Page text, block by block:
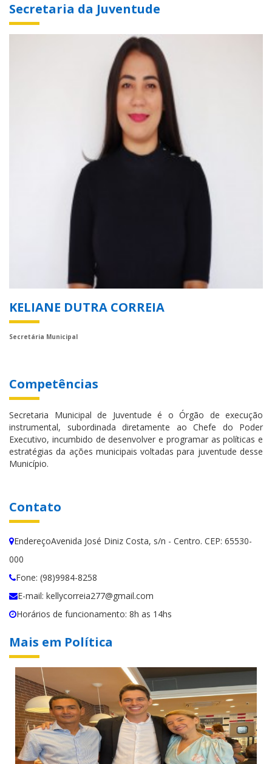
Secretaria da Juventude
KELIANE DUTRA CORREIA
Secretária Municipal
Competências
Secretaria Municipal de Juventude é o Órgão de execução
instrumental, subordinada diretamente ao Chefe do Poder
Executivo, incumbido de desenvolver e programar as políticas e
estratégias da ações municipais voltadas para juventude desse
Município.
Contato
EndereçoAvenida José Diniz Costa, s/n - Centro. CEP: 65530-
000
Fone: (98)9984-8258
E-mail: kellycorreia277@gmail.com
Horários de funcionamento: 8h as 14hs
Mais em Política